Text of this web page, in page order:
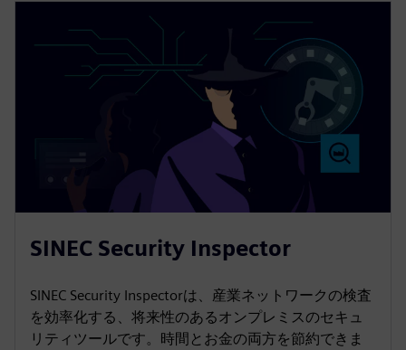
SINEC Security Inspector
SINEC Security Inspectorは、産業ネットワークの検査
を効率化する、将来性のあるオンプレミスのセキュ
リティツールです。時間とお金の両方を節約できま